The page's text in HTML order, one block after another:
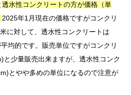
透水性コンクリートの方が価格（単
2025年1月現在の価格ですがコンクリ
に対して、透水性コンクリートは
均的です。販売単位ですがコンクリ
と少量販売出来ますが、透水性コンク
とやや多めの単位になるので注意が